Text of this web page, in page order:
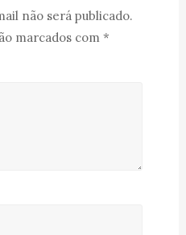
não será publicado.
marcados com *